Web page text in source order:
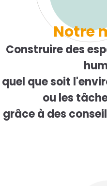
Notre
Construire des
quel que soit
ou les
grâce à des